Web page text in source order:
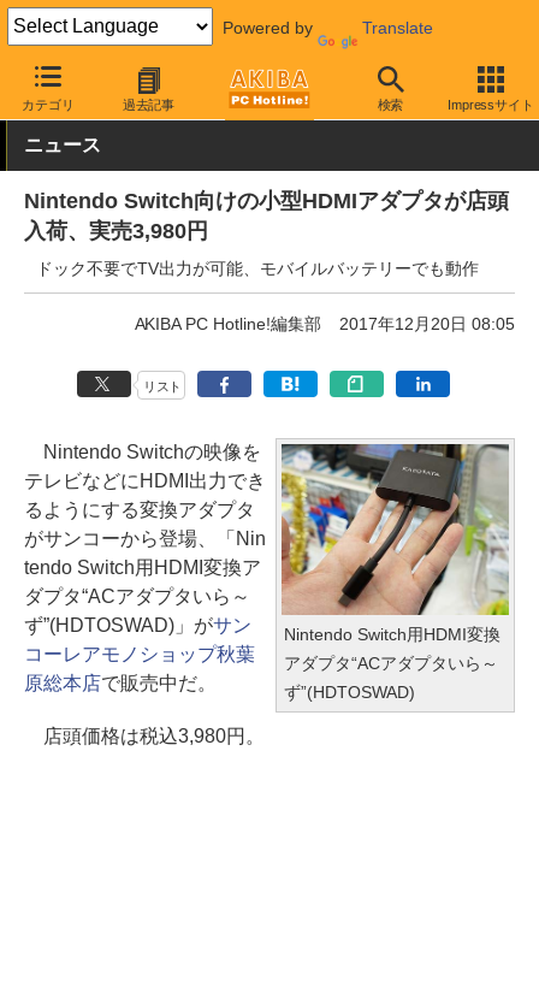
Powered by Translate
カテゴリ 過去記事 検索 Impressサイト
AKIBA PC Hotline! ガジェット ゲーム機関連
ニュース
Nintendo Switch向けの小型HDMIアダプタが店頭
入荷、実売3,980円
ドック不要でTV出力が可能、モバイルバッテリーでも動作
AKIBA PC Hotline!編集部 2017年12月20日 08:05
リスト
Nintendo Switch用HDMI変換
アダプタ“ACアダプタいら～
ず”(HDTOSWAD)
Nintendo Switchの映像を
テレビなどにHDMI出力でき
るようにする変換アダプタ
がサンコーから登場、「Nin
tendo Switch用HDMI変換ア
ダプタ“ACアダプタいら～
ず”(HDTOSWAD)」がサン
コーレアモノショップ秋葉
原総本店で販売中だ。
店頭価格は税込3,980円。